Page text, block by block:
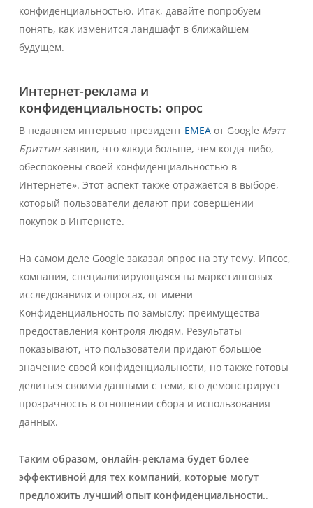
конфиденциальностью. Итак, давайте попробуем
понять, как изменится ландшафт в ближайшем
будущем.
Интернет-реклама и
конфиденциальность: опрос
В недавнем интервью президент EMEAот Google Мэтт
Бриттинзаявил, что «люди больше, чем когда-либо,
обеспокоены своей конфиденциальностью в
Интернете». Этот аспект также отражается в выборе,
который пользователи делают при совершении
покупок в Интернете.
На самом деле Google заказал опрос на эту тему. Ипсос,
компания, специализирующаяся на маркетинговых
исследованиях и опросах, от имени
Конфиденциальность по замыслу: преимущества
предоставления контроля людям. Результаты
показывают, что пользователи придают большое
значение своей конфиденциальности, но также готовы
делиться своими данными с теми, кто демонстрирует
прозрачность в отношении сбора и использования
данных.
Таким образом, онлайн-реклама будет более
эффективной для тех компаний, которые могут
предложить лучший опыт конфиденциальности..